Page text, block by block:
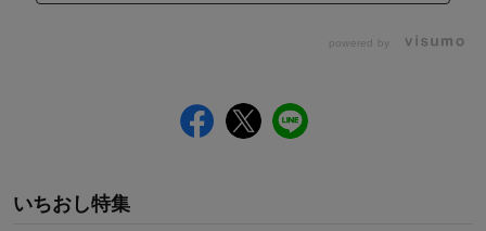
powered by
いちおし特集